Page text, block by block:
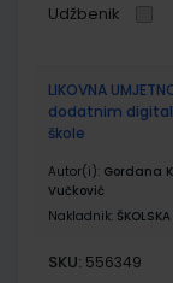
Udžbenik
LIKOVNA
dodatnim
škole
Autor(i): Gordana
Vučković
Nakladnik:
SKU: 556349